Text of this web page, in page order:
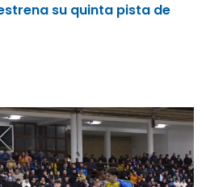
su quinta pista de